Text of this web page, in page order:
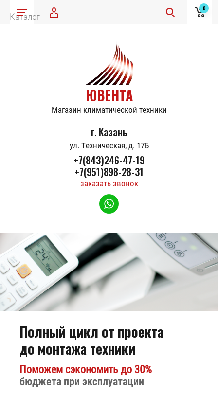
Каталог
0
ЮВЕНТА
Магазин климатической техники
г. Казань
ул. Техническая, д. 17Б
+7(843)246-47-19
+7(951)898-28-31
заказать звонок
Полный цикл от проекта
до монтажа техники
Поможем сэкономить до 30%
бюджета при эксплуатации
Биокамин
Kratki Lima